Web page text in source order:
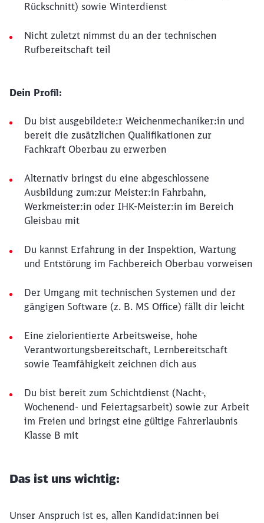
Rückschnitt) sowie Winterdienst
Nicht zuletzt nimmst du an der technischen
Rufbereitschaft teil
Dein Profil:
Du bist ausgebildete:r Weichenmechaniker:in und
bereit die zusätzlichen Qualifikationen zur
Fachkraft Oberbau zu erwerben
Alternativ bringst du eine abgeschlossene
Ausbildung zum:zur Meister:in Fahrbahn,
Werkmeister:in oder IHK-Meister:in im Bereich
Gleisbau mit
Du kannst Erfahrung in der Inspektion, Wartung
und Entstörung im Fachbereich Oberbau vorweisen
Der Umgang mit technischen Systemen und der
gängigen Software (z. B. MS Office) fällt dir leicht
Eine zielorientierte Arbeitsweise, hohe
Verantwortungsbereitschaft, Lernbereitschaft
sowie Teamfähigkeit zeichnen dich aus
Du bist bereit zum Schichtdienst (Nacht-,
Wochenend- und Feiertagsarbeit) sowie zur Arbeit
im Freien und bringst eine gültige Fahrerlaubnis
Klasse B mit
Das ist uns wichtig:
Unser Anspruch ist es, allen Kandidat:innen bei